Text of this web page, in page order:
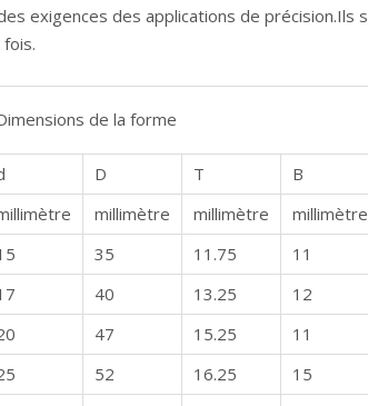
exigences des applications de précision.Ils
de la forme
D T B
millimètre millimètre millimètre
35 11.75 11
40 13.25 12
47 15.25 11
52 16.25 15